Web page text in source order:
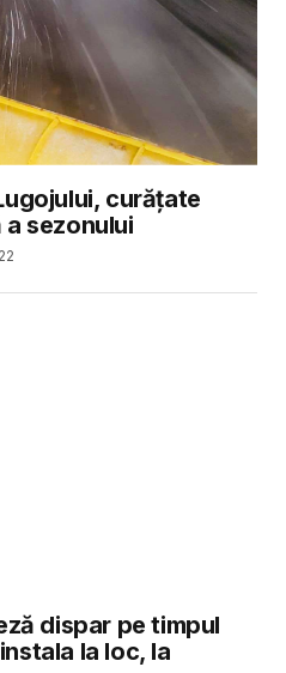
curățate
sezonului
dispar pe timpul
la loc, la